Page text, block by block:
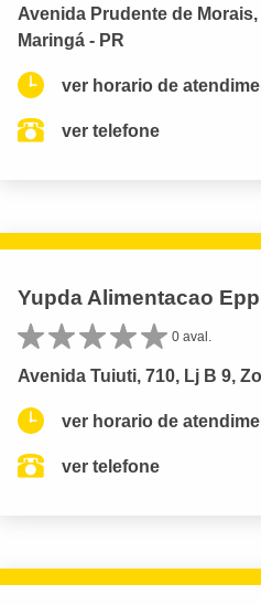
Avenida Prudente de
Maringá - PR
ver horario de
ver telefone
Yupda Alimentacao
0 aval.
Avenida Tuiuti, 710, Lj B 9,
ver horario de
ver telefone